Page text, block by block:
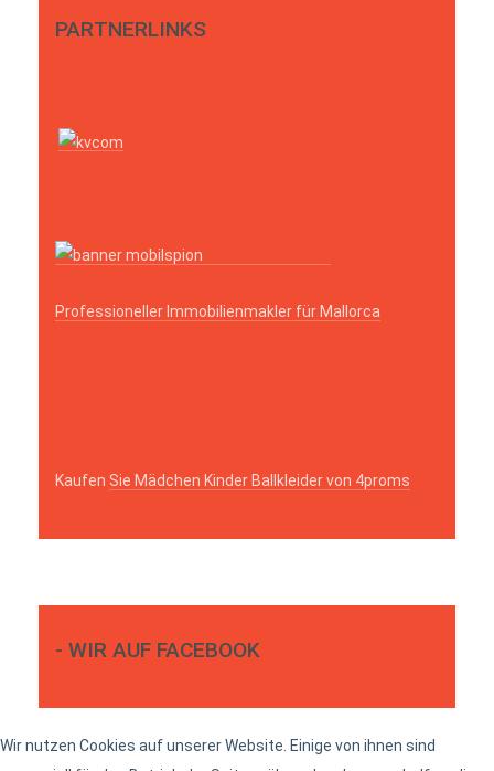
PARTNERLINKS
Professioneller Immobilienmakler für Mallorca
Kaufen Sie Mädchen Kinder Ballkleider von 4proms
- WIR AUF FACEBOOK
Wir nutzen Cookies auf unserer Website. Einige von ihnen sind